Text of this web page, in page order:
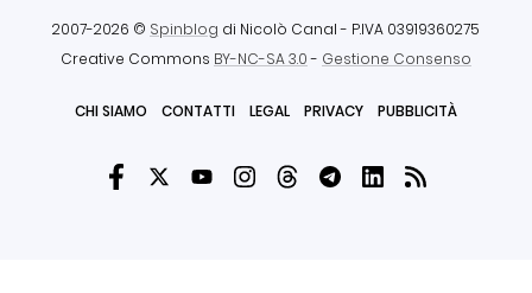
2007-2026 © Spinblog di Nicolò Canal - P.IVA 03919360275
Creative Commons BY-NC-SA 3.0- Gestione Consenso
CHI SIAMO CONTATTI LEGAL PRIVACY PUBBLICITÀ